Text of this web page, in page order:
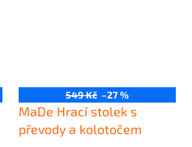
549 Kč –27 %
MaDe Hrací stolek s
převody a kolotočem